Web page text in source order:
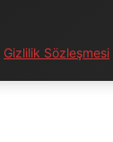
Gizlilik Sözleşmesi